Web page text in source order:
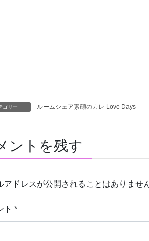
ゴリー ルームシェア素顔のカレ Love Days
ントを残す
アドレスが公開されることはありません
ト *